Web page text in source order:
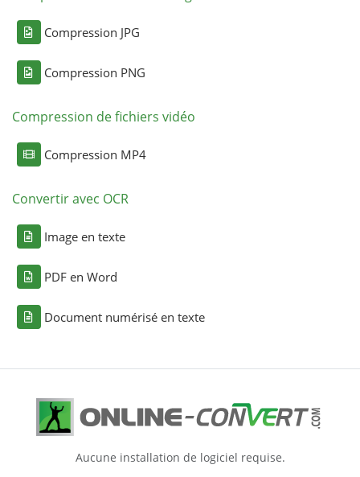
Compression JPG
Compression PNG
Compression de fichiers vidéo
Compression MP4
Convertir avec OCR
Image en texte
PDF en Word
Document numérisé en texte
Aucune installation de logiciel requise.